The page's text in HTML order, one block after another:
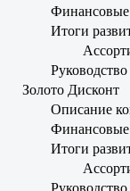
Финансовые
Итоги
Золото Дисконт
Описание
Финансовые
Итоги